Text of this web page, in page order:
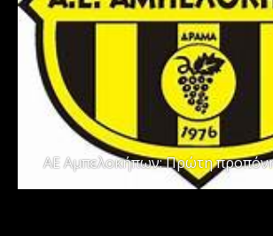
ΑΕ Αμπελοκήπων: Πρώτη